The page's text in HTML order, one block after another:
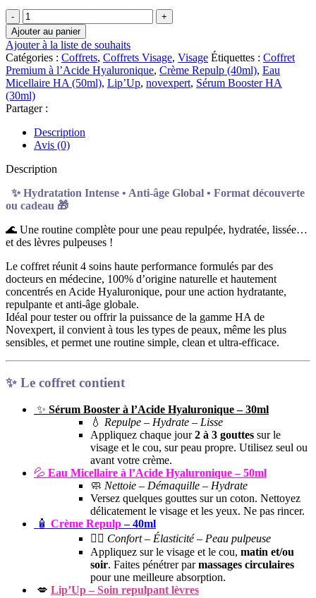
quantité
de
💎
🎁
NOVEXPERT
–
Coffret
Premium
à
l’Acide
Hyaluronique
Ajouter au panier
Ajouter à la liste de souhaits
Catégories : Coffrets, Coffrets Visage, Visage Étiquettes : Coffret
Premium à l’Acide Hyaluronique, Crème Repulp (40ml), Eau
Micellaire HA (50ml), Lip’Up, novexpert, Sérum Booster HA
(30ml)
Partager :
Description
Avis (0)
Description
✨ Hydratation Intense • Anti-âge Global • Format découverte
ou cadeau 🎁
🌊 Une routine complète pour une peau repulpée, hydratée, lissée…
et des lèvres pulpeuses !
Le coffret réunit 4 soins haute performance formulés par des
docteurs en médecine, 100% d’origine naturelle et hautement
concentrés en Acide Hyaluronique, pour une action hydratante,
repulpante et anti-âge globale.
Idéal pour tester ou offrir la puissance de la gamme HA de
Novexpert, il convient à tous les types de peaux, même les plus
sensibles, et permet une routine simple, clean et ultra-efficace.
✨ Le coffret contient
✨ Sérum Booster à l’Acide Hyaluronique – 30ml
💧 Repulpe – Hydrate – Lisse
Appliquez chaque jour2 à 3 gouttes sur le
visage et le cou, sur peau propre. Utilisez seul ou
avant votre crème.
💦 Eau Micellaire à l’Acide Hyaluronique – 50ml
🧼 Nettoie – Démaquille – Hydrate
Versez quelques gouttes sur un coton. Nettoyez
délicatement le visage et les yeux. Ne pas rincer.
🧴 Crème Repulp– 40ml
🧖‍♀️ Confort – Élasticité – Peau pulpeuse
Appliquez sur le visage et le cou, matin et/ou
soir. Faites pénétrer parmassages circulaires
pour une meilleure absorption.
💋 Lip’Up – Soin repulpant lèvres